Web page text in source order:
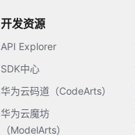
开发资源
API Explorer
SDK中心
华为云码道（CodeArts）
华为云魔坊
（ModelArts）